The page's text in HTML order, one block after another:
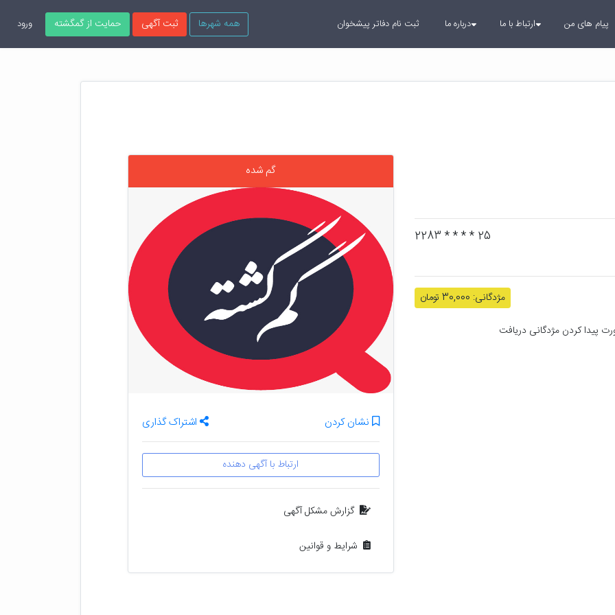
همه شهرها ثبت آگهی حمایت از گمگشته ورود پیام های من ارتباط با ما درباره ما ثبت نام دفاتر پیشخوان
25 * * * * 2283
مژدگانی: 30,000 تومان
گم شده
نشان کردن اشتراک گذاری
ارتباط با آگهی دهنده
گزارش مشکل آگهی
شرایط و قوانین